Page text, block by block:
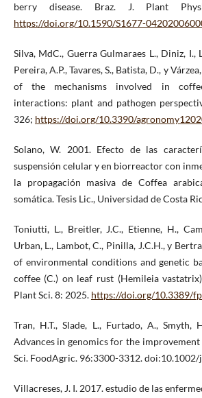
berry disease. Braz. J. Plant
https://doi.org/10.1590/S1677-
Silva, MdC., Guerra Gulmaraes L., Diniz, I.,
Pereira, A.P., Tavares, S., Batista, D., y
of the mechanisms involved in
interactions: plant and pathogen
326; https://doi.org/10.3390/
Solano, W. 2001. Efecto de las
suspensión celular y en biorreactor con
la propagación masiva de Coffea
somática. Tesis Lic., Universidad de Costa
Toniutti, L., Breitler, J.C., Etienne, H.,
Urban, L., Lambot, C., Pinilla, J.C.H., y
of environmental conditions and genetic
coffee (C.) on leaf rust (Hemileia
Plant Sci. 8: 2025. https://doi.org/10.3389/
Tran, H.T., Slade, L., Furtado, A., Smyth,
Advances in genomics for the
Sci. FoodAgric. 96:3300-3312. doi:10.1002/
Villacreses, J. I. 2017. estudio de las